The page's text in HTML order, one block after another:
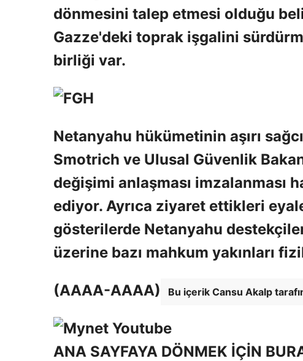
dönmesini talep etmesi olduğu
Gazze'deki toprak işgalini
birliği var.
Netanyahu hükümetinin aşırı
Smotrich ve Ulusal Güvenlik
değişimi anlaşması imzalanması
ediyor. Ayrıca ziyaret ettikleri
gösterilerde Netanyahu
üzerine bazı mahkum yakınları
(AAAA-AAAA) Bu içerik Cansu Akalp
ANA SAYFAYA DÖNMEK İÇİN